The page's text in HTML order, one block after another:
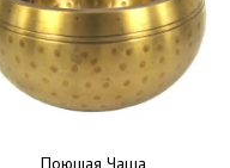
Поющая Чаша